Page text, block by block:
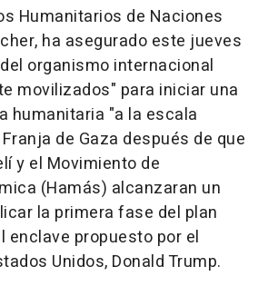
Humanitarios de Naciones
ha asegurado este jueves
organismo internacional
movilizados" para iniciar una
humanitaria "a la escala
de Gaza después de que
y el Movimiento de
(Hamás) alcanzaran un
la primera fase del plan
enclave propuesto por el
Unidos, Donald Trump.